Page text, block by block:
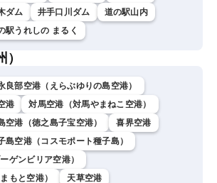
ダム 井手口川ダム
道の駅山内
駅うれしの まるく
良部空港（えらぶゆりの島空港）
港
対馬空港（対馬やまねこ空港）
空港（徳之島子宝空港）
喜界空港
島空港（コスモポート種子島）
ゲンビリア空港）
もと空港）
天草空港